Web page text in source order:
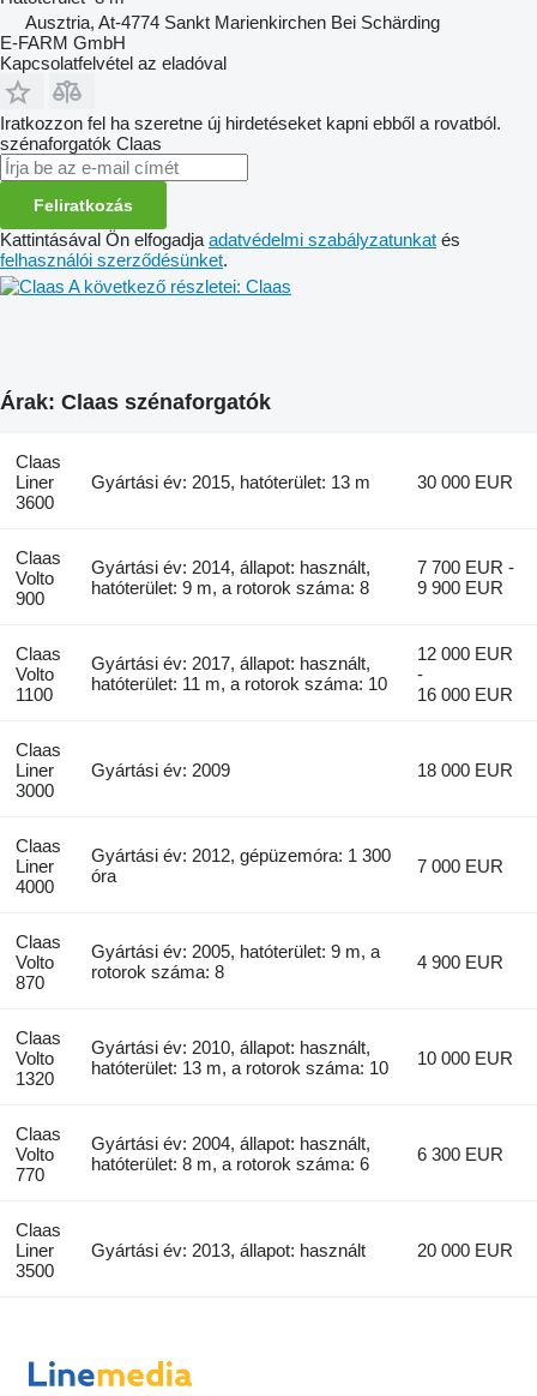
Ausztria, At-4774 Sankt Marienkirchen Bei Schärding
E-FARM GmbH
Kapcsolatfelvétel az eladóval
Iratkozzon fel ha szeretne új hirdetéseket kapni ebből a rovatból.
szénaforgatók Claas
Feliratkozás
Kattintásával Ön elfogadja adatvédelmi szabályzatunkat és
felhasználói szerződésünket.
A következő részletei: Claas
Árak: Claas szénaforgatók
Claas
Liner
3600
Gyártási év: 2015, hatóterület: 13 m 30 000 EUR
Claas
Volto
900
Gyártási év: 2014, állapot: használt,
hatóterület: 9 m, a rotorok száma: 8
7 700 EUR -
9 900 EUR
Claas
Volto
1100
Gyártási év: 2017, állapot: használt,
hatóterület: 11 m, a rotorok száma: 10
12 000 EUR
-
16 000 EUR
Claas
Liner
3000
Gyártási év: 2009 18 000 EUR
Claas
Liner
4000
Gyártási év: 2012, gépüzemóra: 1 300
óra
7 000 EUR
Claas
Volto
870
Gyártási év: 2005, hatóterület: 9 m, a
rotorok száma: 8
4 900 EUR
Claas
Volto
1320
Gyártási év: 2010, állapot: használt,
hatóterület: 13 m, a rotorok száma: 10
10 000 EUR
Claas
Volto
770
Gyártási év: 2004, állapot: használt,
hatóterület: 8 m, a rotorok száma: 6
6 300 EUR
Claas
Liner
3500
Gyártási év: 2013, állapot: használt 20 000 EUR